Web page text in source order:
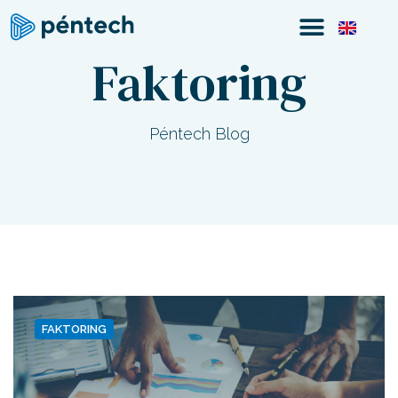
Faktoring
Péntech Blog
FAKTORING